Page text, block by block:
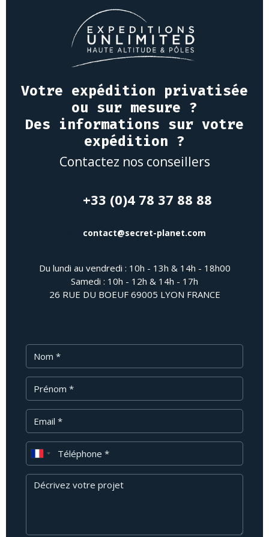
Votre expédition privatisée
ou sur mesure ?
Des informations sur votre
expédition ?
Contactez nos conseillers
+33 (0)4 78 37 88 88
contact@secret-planet.com
Du lundi au vendredi : 10h - 13h & 14h - 18h00
Samedi : 10h - 12h & 14h - 17h
26 RUE DU BOEUF 69005 LYON FRANCE
Prénom
Téléphone
Message